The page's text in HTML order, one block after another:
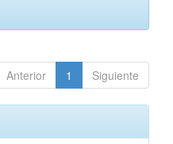
Anterior 1 Siguiente